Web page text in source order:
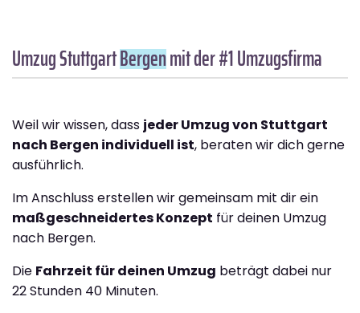
Umzug StuttgartBergenmit der #1 Umzugsfirma
Weil wir wissen, dass jeder Umzug von Stuttgart
nach Bergen individuell ist, beraten wir dich gerne
ausführlich.
Im Anschluss erstellen wir gemeinsam mit dir ein
maßgeschneidertes Konzept für deinen Umzug
nach Bergen.
Die Fahrzeit für deinen Umzug beträgt dabei nur
22 Stunden 40 Minuten.